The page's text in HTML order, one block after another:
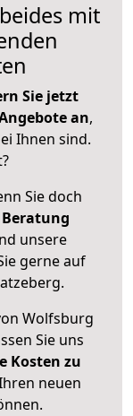
mit
Sie jetzt
an,
Ihnen sind.
Sie doch
unsere
gerne auf
Wolfsburg
Sie uns
Kosten zu
neuen